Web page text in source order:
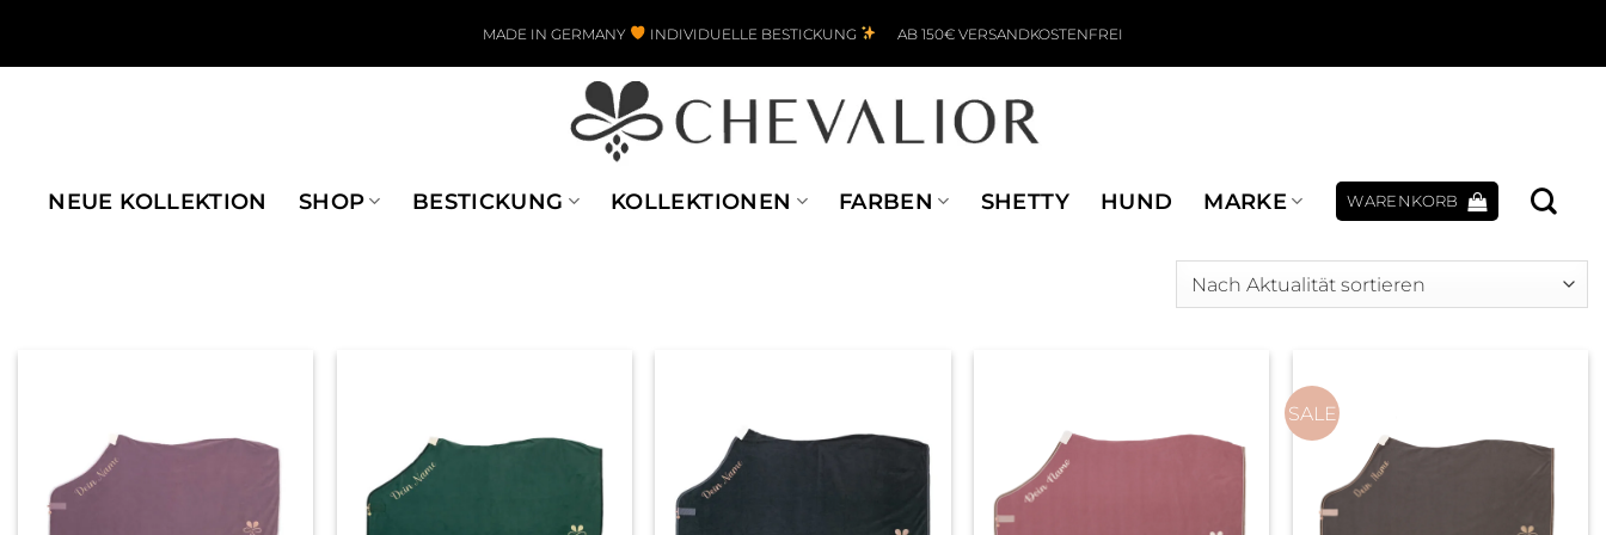
MADE IN GERMANY INDIVIDUELLE BESTICKUNG AB 150€ VERSANDKOSTENFREI
NEUE KOLLEKTION SHOP BESTICKUNG KOLLEKTIONEN FARBEN SHETTY HUND MARKE WARENKORB
SALE